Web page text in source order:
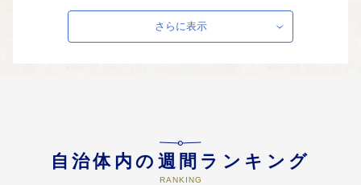
4-3宇佐地域(八幡)地区を応援
【八幡】地区まちづくり協議会を
さらに表示
自治体内の週間ランキング
RANKING